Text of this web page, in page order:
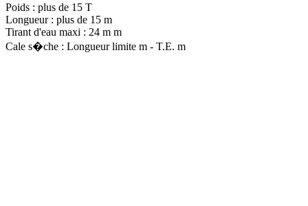
Poids : plus de 15 T
Longueur : plus de 15 m
Tirant d'eau maxi : 24 m m
Cale s�che : Longueur limite m - T.E. m